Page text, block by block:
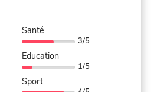
après votre signature il
des fautes orthographe
pour vous suivre et
et elle rentre chez les
chez elle ainsi que un
short à fleur or métropole
Santé
3/5
Education
1/5
Sport